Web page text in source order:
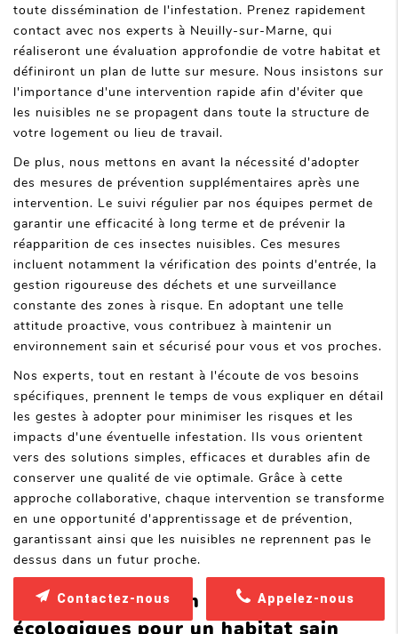
toute dissémination de l'infestation. Prenez rapidement
contact avec nos experts à Neuilly-sur-Marne, qui
réaliseront une évaluation approfondie de votre habitat et
définiront un plan de lutte sur mesure. Nous insistons sur
l'importance d'une intervention rapide afin d'éviter que
les nuisibles ne se propagent dans toute la structure de
votre logement ou lieu de travail.
De plus, nous mettons en avant la nécessité d'adopter
des mesures de prévention supplémentaires après une
intervention. Le suivi régulier par nos équipes permet de
garantir une efficacité à long terme et de prévenir la
réapparition de ces insectes nuisibles. Ces mesures
incluent notamment la vérification des points d'entrée, la
gestion rigoureuse des déchets et une surveillance
constante des zones à risque. En adoptant une telle
attitude proactive, vous contribuez à maintenir un
environnement sain et sécurisé pour vous et vos proches.
Nos experts, tout en restant à l'écoute de vos besoins
spécifiques, prennent le temps de vous expliquer en détail
les gestes à adopter pour minimiser les risques et les
impacts d'une éventuelle infestation. Ils vous orientent
vers des solutions simples, efficaces et durables afin de
conserver une qualité de vie optimale. Grâce à cette
approche collaborative, chaque intervention se transforme
en une opportunité d'apprentissage et de prévention,
garantissant ainsi que les nuisibles ne reprennent pas le
dessus dans un futur proche.
Notre expertise en solutions
écologiques pour un habitat sain
Appelez-nous
Contactez-nous